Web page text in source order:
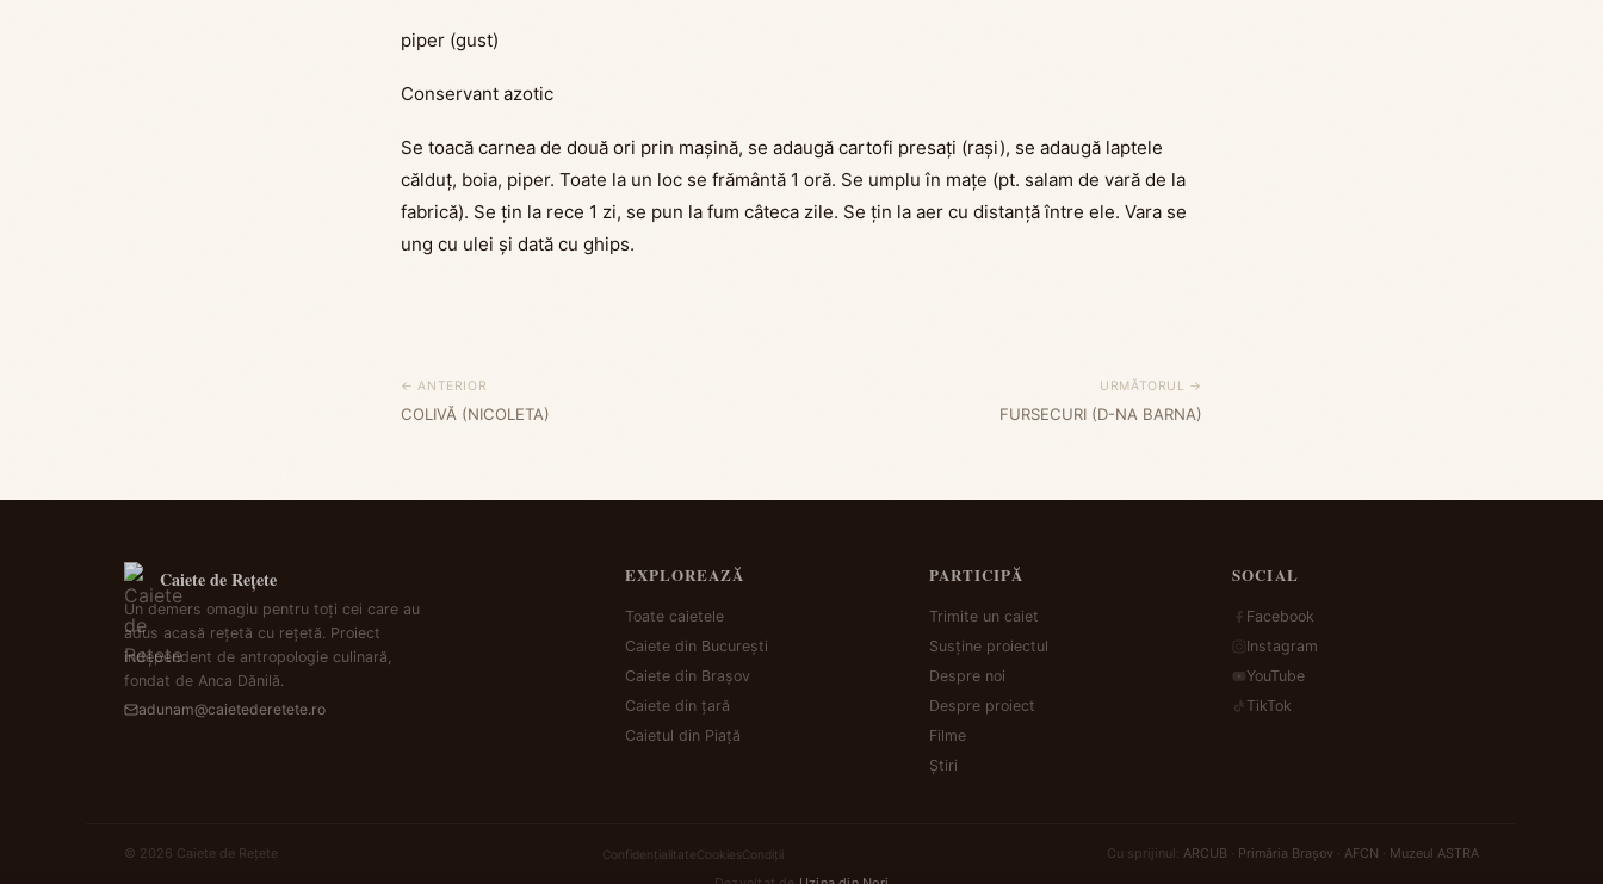
piper (gust)
Conservant azotic
Se toacă carnea de două ori prin mașină, se adaugă cartofi presați (rași), se adaugă laptele
călduț, boia, piper. Toate la un loc se frământă 1 oră. Se umplu în mațe (pt. salam de vară de la
fabrică). Se țin la rece 1 zi, se pun la fum câteca zile. Se țin la aer cu distanță între ele. Vara se
ung cu ulei și dată cu ghips.
← ANTERIOR
COLIVĂ (NICOLETA)
URMĂTORUL →
FURSECURI (D-NA BARNA)
Caiete de Rețete
Un demers omagiu pentru toți cei care au
adus acasă rețetă cu rețetă. Proiect
independent de antropologie culinară,
fondat de Anca Dănilă.
adunam@caietederetete.ro
EXPLOREAZĂ
Toate caietele
Caiete din București
Caiete din Brașov
Caiete din țară
Caietul din Piață
PARTICIPĂ
Trimite un caiet
Susține proiectul
Despre noi
Despre proiect
Filme
Știri
SOCIAL
Facebook
Instagram
YouTube
TikTok
© 2026 Caiete de Rețete ConfidențialitateCookiesCondiții Cu sprijinul: ARCUB · Primăria Brașov · AFCN · Muzeul ASTRA